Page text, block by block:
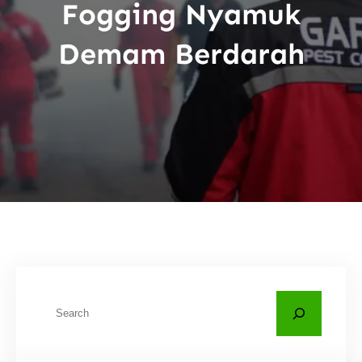
Fogging Nyamuk
Demam Berdarah